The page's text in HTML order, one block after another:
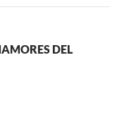
DEL